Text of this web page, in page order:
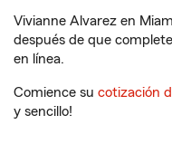
Vivianne Alvarez en
después de que
en línea.
Comience su cotización
y sencillo!